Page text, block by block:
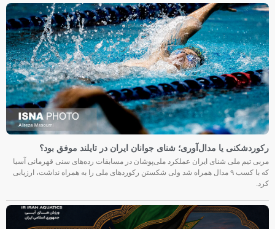
رکوردشکنی یا مدال‌آوری؛ شنای جوانان ایران در تایلند موفق بود؟
مربی تیم ملی شنای ایران عملکرد ملی‌پوشان در مسابقات رده‌های سنی قهرمانی آسیا
که با کسب ۹ مدال همراه شد ولی شکستن رکوردهای ملی را به همراه نداشت، ارزیابی
کرد.